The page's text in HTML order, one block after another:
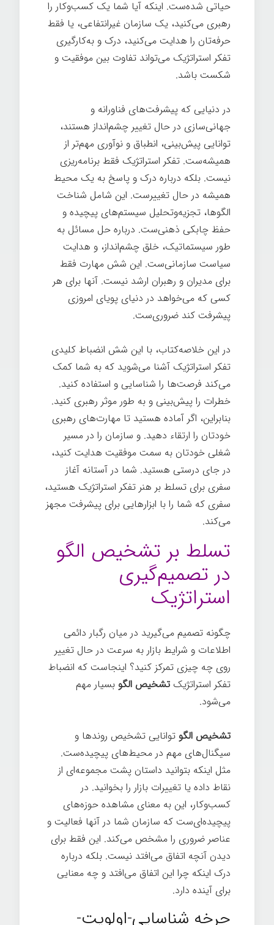
حیاتی شده‌ست. اینکه آیا شما یک کسب‌و‌کار را
رهبری می‌کنید، یک سازمان غیرانتفاعی، یا فقط
حرفه‌تان را هدایت می‌کنید، درک و به‌کارگیری
تفکر استراتژیک می‌تواند تفاوت بین موفقیت و
شکست باشد.
در دنیایی که پیشرفت‌های فناورانه و
جهانی‌سازی در حال تغییر چشم‌انداز هستند،
توانایی پیش‌بینی، انطباق و نوآوری مهم‌تر از
همیشه‌ست. تفکر استراتژیک فقط برنامه‌ریزی
نیست. بلکه درباره درک و پاسخ به یک محیط
همیشه در حال تغییرست. این شامل شناخت
الگوها، تجزیه‌وتحلیل سیستم‌های پیچیده و
حفظ چابکی ذهنی‌ست. درباره حل مسائل به
طور سیستماتیک، خلق چشم‌انداز، و هدایت
سیاست سازمانی‌ست. این شش مهارت فقط
برای مدیران و رهبران ارشد نیست. آنها برای هر
کسی که می‌خواهد در دنیای پویای امروزی
پیشرفت کند ضروری‌ست.
در این خلاصه‌کتاب، با این شش انضباط کلیدی
تفکر استراتژیک آشنا می‌شوید که به شما کمک
می‌کند فرصت‌ها را شناسایی و استفاده کنید.
خطرات را پیش‌بینی و به طور موثر رهبری کنید.
بنابراین، اگر آماده هستید تا مهارت‌های رهبری
خودتان را ارتقاء دهید. و سازمان را در مسیر
شغلی خودتان به سمت موفقیت هدایت کنید،
در جای درستی هستید. شما در آستانه آغاز
سفری برای تسلط بر هنر تفکر استراتژیک هستید،
سفری که شما را با ابزارهایی برای پیشرفت مجهز
می‌کند.
تسلط بر تشخیص الگو
در تصمیم‌گیری
استراتژیک
چگونه تصمیم می‌گیرید در میان رگبار دائمی
اطلاعات و شرایط بازار به سرعت در حال تغییر
روی چه چیزی تمرکز کنید؟ اینجاست که انضباط
تفکر استراتژیک تشخیص الگو بسیار مهم
می‌شود.
تشخیص الگو توانایی تشخیص روندها و
سیگنال‌های مهم در محیط‌های پیچیده‌ست.
مثل اینکه بتوانید داستان پشت مجموعه‌ای از
نقاط داده یا تغییرات بازار را بخوانید. در
کسب‌وکار، این به معنای مشاهده حوزه‌های
پیچیده‌ای‌ست که سازمان شما در آنها فعالیت و
عناصر ضروری را مشخص می‌کند. این فقط برای
دیدن آنچه اتفاق می‌افتد نیست. بلکه درباره
درک اینکه چرا این اتفاق می‌افتد و چه معنایی
برای آینده دارد.
چرخه شناسایی-اولویت-